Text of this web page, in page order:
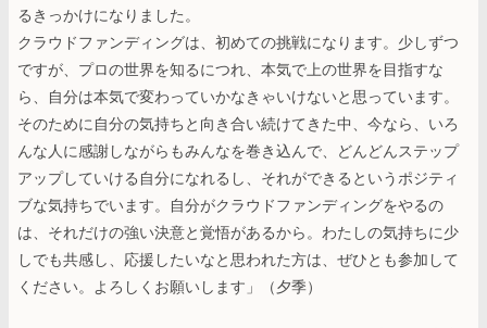
るきっかけになりました。
クラウドファンディングは、初めての挑戦になります。少しずつ
ですが、プロの世界を知るにつれ、本気で上の世界を目指すな
ら、自分は本気で変わっていかなきゃいけないと思っています。
そのために自分の気持ちと向き合い続けてきた中、今なら、いろ
んな人に感謝しながらもみんなを巻き込んで、どんどんステップ
アップしていける自分になれるし、それができるというポジティ
ブな気持ちでいます。自分がクラウドファンディングをやるの
は、それだけの強い決意と覚悟があるから。わたしの気持ちに少
しでも共感し、応援したいなと思われた方は、ぜひとも参加して
ください。よろしくお願いします」（夕季）